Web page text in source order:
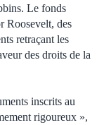
Le fonds
Roosevelt, des
retraçant les
des droits de la
inscrits au
rigoureux »,